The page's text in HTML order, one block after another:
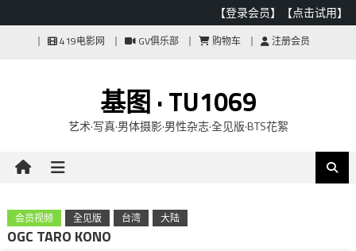
【登录会员】 【点击试用】
419电影网 GV俱乐部 购物车 注册会员
基图 · TU1069
艺术·写真·男体摄影·男性杂志·全见版·BTS花絮
会员视频 全见版 台湾 大陆
OGC TARO KONO